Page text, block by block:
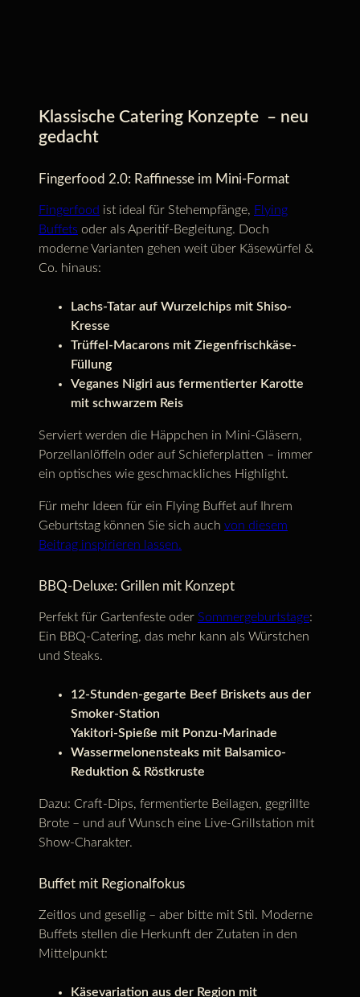
Klassische Catering Konzepte – neu
gedacht
Fingerfood 2.0: Raffinesse im Mini-Format
Fingerfood ist ideal für Stehempfänge, Flying
Buffets oder als Aperitif-Begleitung. Doch
moderne Varianten gehen weit über Käsewürfel &
Co. hinaus:
Lachs-Tatar auf Wurzelchips mit Shiso-
Kresse
Trüffel-Macarons mit Ziegenfrischkäse-
Füllung
Veganes Nigiri aus fermentierter Karotte
mit schwarzem Reis
Serviert werden die Häppchen in Mini-Gläsern,
Porzellanlöffeln oder auf Schieferplatten – immer
ein optisches wie geschmackliches Highlight.
Für mehr Ideen für ein Flying Buffet auf Ihrem
Geburtstag können Sie sich auch von diesem
Beitrag inspirieren lassen.
BBQ-Deluxe: Grillen mit Konzept
Perfekt für Gartenfeste oder Sommergeburtstage:
Ein BBQ-Catering, das mehr kann als Würstchen
und Steaks.
12-Stunden-gegarte Beef Briskets aus der
Smoker-Station
Yakitori-Spieße mit Ponzu-Marinade
Wassermelonensteaks mit Balsamico-
Reduktion & Röstkruste
Dazu: Craft-Dips, fermentierte Beilagen, gegrillte
Brote – und auf Wunsch eine Live-Grillstation mit
Show-Charakter.
Buffet mit Regionalfokus
Zeitlos und gesellig – aber bitte mit Stil. Moderne
Buffets stellen die Herkunft der Zutaten in den
Mittelpunkt:
Käsevariation aus der Region mit